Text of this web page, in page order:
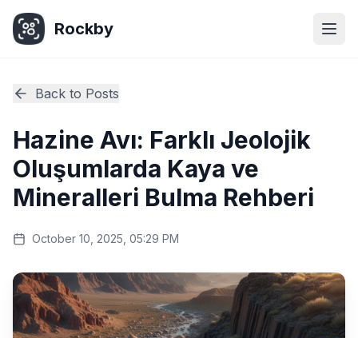
Rockby
Back to Posts
Hazine Avı: Farklı Jeolojik
Oluşumlarda Kaya ve
Mineralleri Bulma Rehberi
October 10, 2025, 05:29 PM